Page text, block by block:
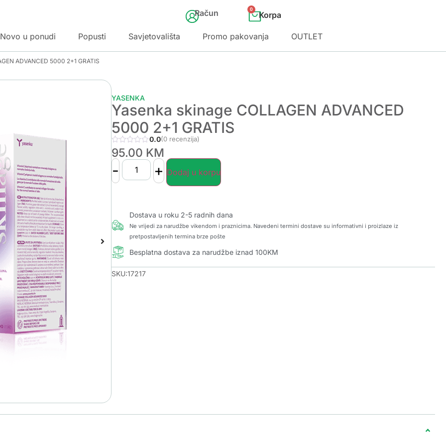
Račun 0
Novo u ponudi Popusti Savjetovališta Promo pakovanja OUTLET
ADVANCED 5000 2+1 GRATIS
YASENKA
Yasenka skinage COLLAGEN ADVANCED
5000 2+1 GRATIS
0.0(0 recenzija)
95.00 KM
- + Dodaj u korpu
Dostava u roku 2-5 radnih dana
Ne vrijedi za narudžbe vikendom i praznicima. Navedeni termini dostave su informativni i proizlaze iz
pretpostavljenih termina brze pošte
Besplatna dostava za narudžbe iznad 100KM
SKU:17217